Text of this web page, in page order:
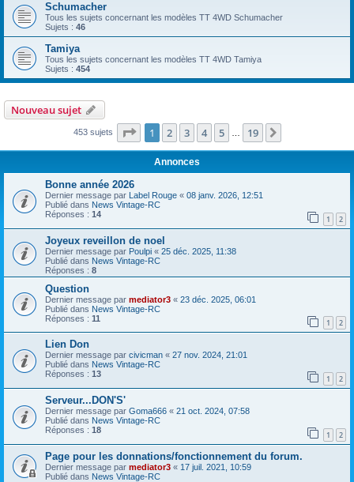
Schumacher
Tous les sujets concernant les modèles TT 4WD Schumacher
Sujets : 46
Tamiya
Tous les sujets concernant les modèles TT 4WD Tamiya
Sujets : 454
Nouveau sujet
453 sujets Page 1sur19
1 2 3 4 5 19
Annonces
Bonne année 2026
Dernier message par Label Rouge « 08 janv. 2026, 12:51
Publié dans News Vintage-RC
Réponses : 14 1 2
Joyeux reveillon de noel
Dernier message par Poulpi « 25 déc. 2025, 11:38
Publié dans News Vintage-RC
Réponses : 8
Question
Dernier message par mediator3 « 23 déc. 2025, 06:01
Publié dans News Vintage-RC
Réponses : 11 1 2
Lien Don
Dernier message par civicman « 27 nov. 2024, 21:01
Publié dans News Vintage-RC
Réponses : 13 1 2
Serveur...DON'S'
Dernier message par Goma666 « 21 oct. 2024, 07:58
Publié dans News Vintage-RC
Réponses : 18 1 2
Page pour les donnations/fonctionnement du forum.
Dernier message par mediator3 « 17 juil. 2021, 10:59
Publié dans News Vintage-RC